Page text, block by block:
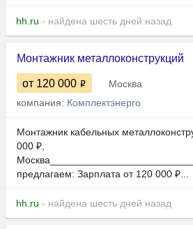
hh.ru - найдена шесть дней назад
Монтажник металлоконструкций
от 120 000
Москва
компания: Комплектэнерго
Монтажник кабельных
000 ₽,
предлагаем: Зарплата от 120 000 ₽...
hh.ru - найдена шесть дней назад